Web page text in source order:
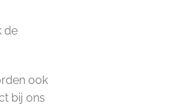
de
ook
bij ons